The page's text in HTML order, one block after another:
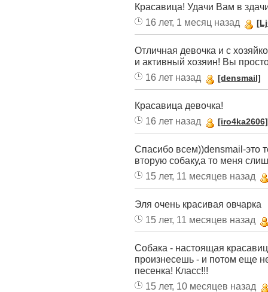
Красавица! Удачи Вам в
16 лет, 1 месяц назад
Отличная девочка и с
и активный хозяин! Вы
16 лет назад
[densmail]
Красавица девочка!
16 лет назад
[iro4ka2606]
Спасибо всем))densmail-это
вторую собаку,а то меня
15 лет, 11 месяцев назад
Эля очень красивая овчарка
15 лет, 11 месяцев назад
Собака - настоящая
произнесешь - и потом еще
песенка! Класс!!!
15 лет, 10 месяцев назад